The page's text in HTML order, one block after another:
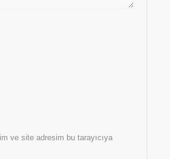
ve site adresim bu tarayıcıya